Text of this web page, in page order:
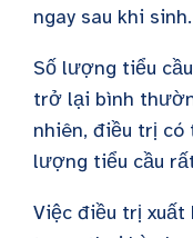
ngay sau khi sinh.
Số lượng tiểu
trở lại bình
nhiên, điều trị
lượng tiểu cầu
Việc điều trị xuất